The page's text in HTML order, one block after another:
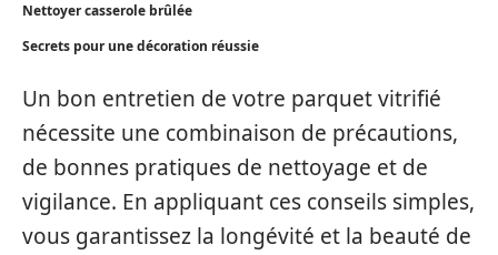
Nettoyer casserole brûlée
Secrets pour une décoration réussie
Un bon entretien de votre parquet vitrifié
nécessite une combinaison de précautions,
de bonnes pratiques de nettoyage et de
vigilance. En appliquant ces conseils simples,
vous garantissez la longévité et la beauté de